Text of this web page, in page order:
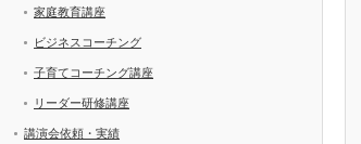
家庭教育講座
ビジネスコーチング
子育てコーチング講座
リーダー研修講座
講演会依頼・実績